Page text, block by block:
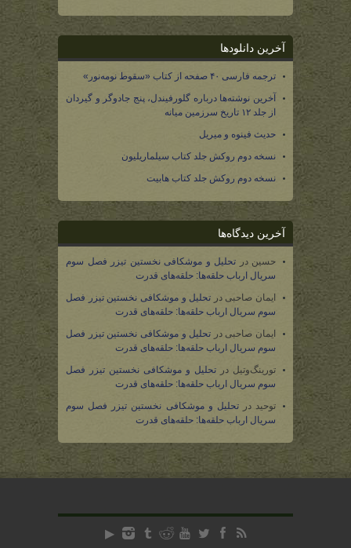
آخرین دانلودها
ترجمه فارسی ۴۰ صفحه از کتاب «سقوط نومه‌نور»
آخرین نوشته‌ها درباره گلورفیندل، پنج جادوگر و گیردان
از جلد ۱۲ تاریخ سرزمین میانه
حدیث فینوه و میریل
نسخه دوم روکش جلد کتاب سیلماریلیون
نسخه دوم روکش جلد کتاب هابیت
آخرین دیدگاه‌ها
حسین در تحلیل و موشکافی نخستین تیزر فصل سوم
سریال ارباب حلقه‌ها: حلقه‌های قدرت
ایمان صاحبی در تحلیل و موشکافی نخستین تیزر فصل
سوم سریال ارباب حلقه‌ها: حلقه‌های قدرت
ایمان صاحبیدر تحلیل و موشکافی نخستین تیزر فصل
سوم سریال ارباب حلقه‌ها: حلقه‌های قدرت
تورینگ‌وتیل در تحلیل و موشکافی نخستین تیزر فصل
سوم سریال ارباب حلقه‌ها: حلقه‌های قدرت
توحید درتحلیل و موشکافی نخستین تیزر فصل سوم
سریال ارباب حلقه‌ها: حلقه‌های قدرت